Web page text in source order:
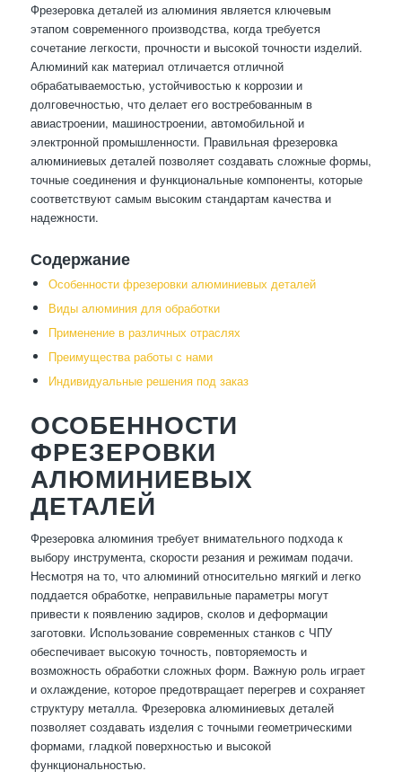
Фрезеровка деталей из алюминия является ключевым
этапом современного производства, когда требуется
сочетание легкости, прочности и высокой точности изделий.
Алюминий как материал отличается отличной
обрабатываемостью, устойчивостью к коррозии и
долговечностью, что делает его востребованным в
авиастроении, машиностроении, автомобильной и
электронной промышленности. Правильная фрезеровка
алюминиевых деталей позволяет создавать сложные формы,
точные соединения и функциональные компоненты, которые
соответствуют самым высоким стандартам качества и
надежности.
Содержание
Особенности фрезеровки алюминиевых деталей
Виды алюминия для обработки
Применение в различных отраслях
Преимущества работы с нами
Индивидуальные решения под заказ
ОСОБЕННОСТИ
ФРЕЗЕРОВКИ
АЛЮМИНИЕВЫХ
ДЕТАЛЕЙ
Фрезеровка алюминия требует внимательного подхода к
выбору инструмента, скорости резания и режимам подачи.
Несмотря на то, что алюминий относительно мягкий и легко
поддается обработке, неправильные параметры могут
привести к появлению задиров, сколов и деформации
заготовки. Использование современных станков с ЧПУ
обеспечивает высокую точность, повторяемость и
возможность обработки сложных форм. Важную роль играет
и охлаждение, которое предотвращает перегрев и сохраняет
структуру металла. Фрезеровка алюминиевых деталей
позволяет создавать изделия с точными геометрическими
формами, гладкой поверхностью и высокой
функциональностью.